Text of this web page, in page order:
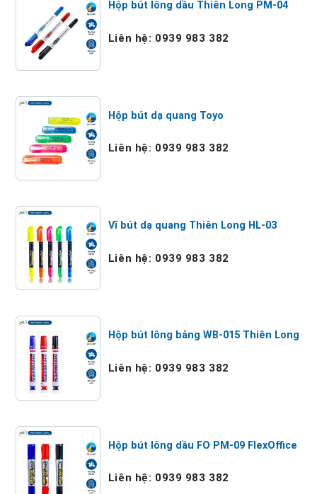
Hộp bút lông dầu Thiên Long PM-04
Liên hệ: 0939 983 382
Hộp bút dạ quang Toyo
Liên hệ: 0939 983 382
Vĩ bút dạ quang Thiên Long HL-03
Liên hệ: 0939 983 382
Hộp bút lông bảng WB-015 Thiên Long
Liên hệ: 0939 983 382
Hộp bút lông dầu FO PM-09 FlexOffice
Liên hệ: 0939 983 382